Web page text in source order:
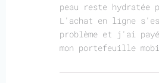
peau reste hydratée
L'achat en ligne
problème et j'ai
mon portefeuille